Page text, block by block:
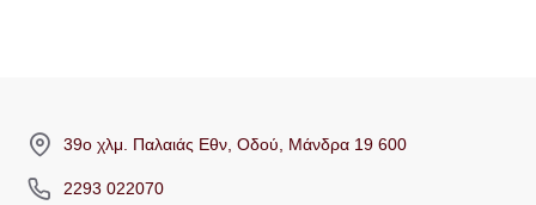
39ο χλμ. Παλαιάς Εθν, Οδού, Μάνδρα 19 600
2293 022070